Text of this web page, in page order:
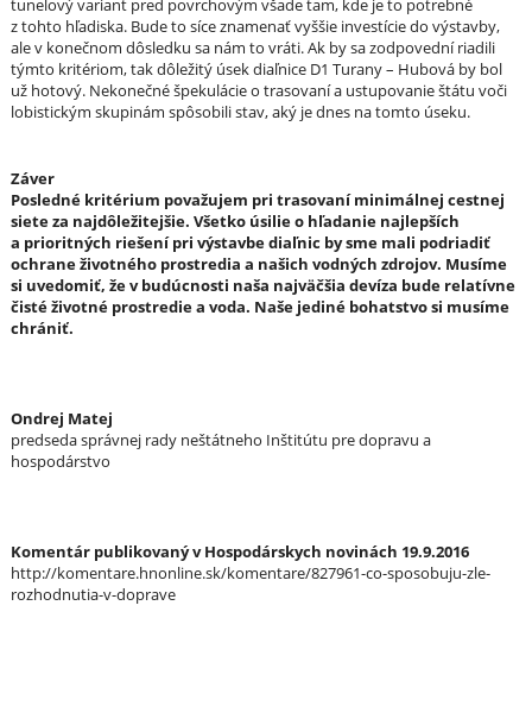
z tohto hľadiska. Bude to síce znamenať vyššie investície do výstavby,
ale v konečnom dôsledku sa nám to vráti. Ak by sa zodpovední riadili
týmto kritériom, tak dôležitý úsek diaľnice D1 Turany – Hubová by bol
už hotový. Nekonečné špekulácie o trasovaní a ustupovanie štátu voči
lobistickým skupinám spôsobili stav, aký je dnes na tomto úseku.
Záver
Posledné kritérium považujem pri trasovaní minimálnej cestnej
siete za najdôležitejšie. Všetko úsilie o hľadanie najlepších
a prioritných riešení pri výstavbe diaľnic by sme mali podriadiť
ochrane životného prostredia a našich vodných zdrojov. Musíme
si uvedomiť, že v budúcnosti naša najväčšia devíza bude relatívne
čisté životné prostredie a voda. Naše jediné bohatstvo si musíme
chrániť.
Ondrej Matej
predseda správnej rady neštátneho Inštitútu pre dopravu a
hospodárstvo
Komentár publikovaný v Hospodárskych novinách 19.9.2016
http://komentare.hnonline.sk/komentare/827961-co-sposobuju-zle-
rozhodnutia-v-doprave